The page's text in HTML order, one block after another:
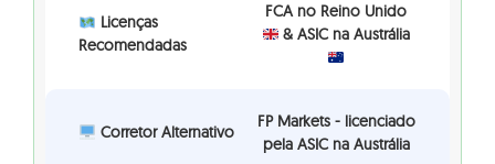
Licenças
Recomendadas
FCA no Reino Unido
& ASIC na Austrália
Corretor Alternativo
FP Markets - licenciado
pela ASIC na Austrália